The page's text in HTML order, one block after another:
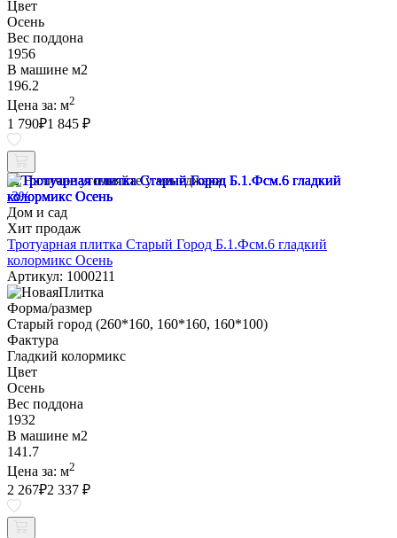
Цвет
Осень
Вес поддона
1956
В машине м2
196.2
Цена за: м2
1 790₽1 845 ₽
Наличие уточняйте у менеджера
-3%
Дом и сад
Хит продаж
Тротуарная плитка Старый Город Б.1.Фсм.6 гладкий
колормикс Осень
Артикул: 1000211
Форма/размер
Старый город (260*160, 160*160, 160*100)
Фактура
Гладкий колормикс
Цвет
Осень
Вес поддона
1932
В машине м2
141.7
Цена за: м2
2 267₽2 337 ₽